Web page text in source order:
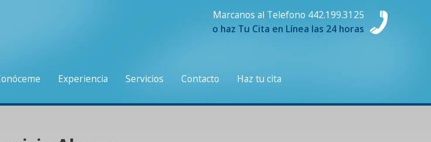
Marcanos al Telefono 442.199.3125
o haz Tu Cita en Línea las 24 horas
Experiencia Servicios Contacto Haz tu cita